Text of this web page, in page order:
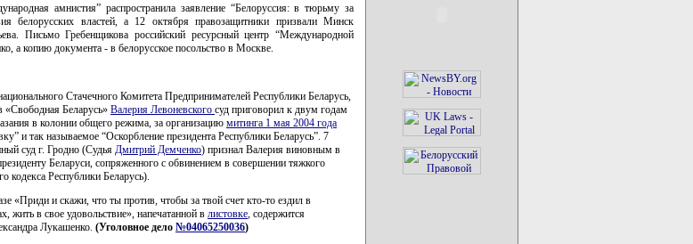
амнистия” распространила заявление “Белоруссия: в тюрьму за
белорусских властей, а 12 октября правозащитники призвали Минск
Письмо Гребенщикова российский ресурсный центр “Международной
а копию документа - в белорусское посольство в Москве.
Стачечного Комитета Предпринимателей Республики Беларусь,
«Свободная Беларусь» Валерия Левоневского суд приговорил к двум годам
в колонии общего режима, за организацию митинга 1 мая 2004 года
и так называемое “Оскорбление президента Республики Беларусь”. 7
суд г. Гродно (Судья Дмитрий Демченко) признал Валерия виновным в
Беларуси, сопряженного с обвинением в совершении тяжкого
кодекса Республики Беларусь).
«Приди и скажи, что ты против, чтобы за твой счет кто-то ездил в
жить в свое удовольствие», напечатанной в листовке, содержится
Лукашенко. (Уголовное дело №04065250036)